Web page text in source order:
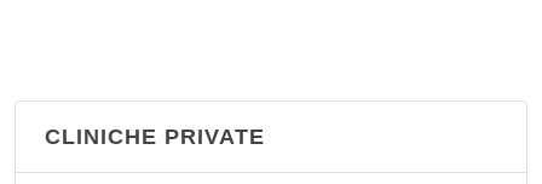
CLINICHE PRIVATE